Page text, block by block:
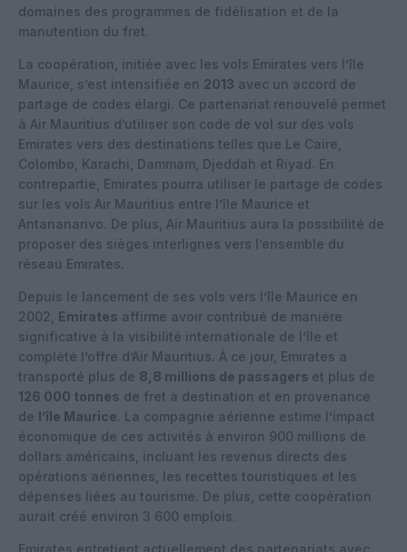
domaines des programmes de fidélisation et de la
manutention du fret.
La coopération, initiée avec les vols Emirates vers l’île
Maurice, s’est intensifiée en 2013 avec un accord de
partage de codes élargi. Ce partenariat renouvelé permet
à Air Mauritius d’utiliser son code de vol sur des vols
Emirates vers des destinations telles que Le Caire,
Colombo, Karachi, Dammam, Djeddah et Riyad. En
contrepartie, Emirates pourra utiliser le partage de codes
sur les vols Air Mauritius entre l’île Maurice et
Antananarivo. De plus, Air Mauritius aura la possibilité de
proposer des sièges interlignes vers l’ensemble du
réseau Emirates.
Depuis le lancement de ses vols vers l’île Maurice en
2002, Emirates affirme avoir contribué de manière
significative à la visibilité internationale de l’île et
complété l’offre d’Air Mauritius. À ce jour, Emirates a
transporté plus de 8,8 millions de passagers et plus de
126 000 tonnes de fret à destination et en provenance
de l’île Maurice. La compagnie aérienne estime l’impact
économique de ces activités à environ 900 millions de
dollars américains, incluant les revenus directs des
opérations aériennes, les recettes touristiques et les
dépenses liées au tourisme. De plus, cette coopération
aurait créé environ 3 600 emplois.
Emirates entretient actuellement des partenariats avec